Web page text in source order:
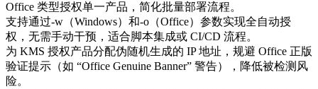
Office 类型授权单一产品，简化批量部署流程。
支持通过-w（Windows）和-o（Office）参数实现全自动授
权，无需手动干预，适合脚本集成或 CI/CD 流程。
为 KMS 授权产品分配伪随机生成的 IP 地址，规避 Office 正版
验证提示（如 “Office Genuine Banner” 警告），降低被检测风
险。